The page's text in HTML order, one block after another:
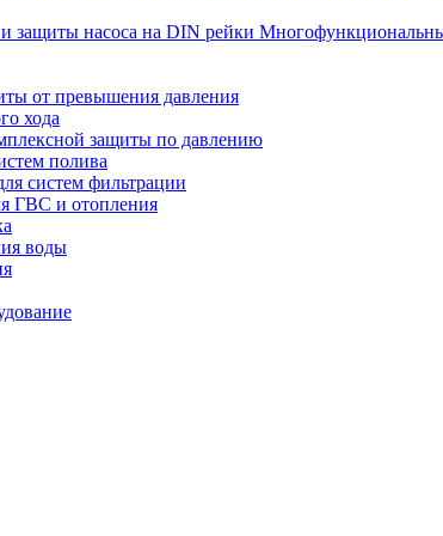
от превышения давления
хода
защиты по давлению
полива
систем фильтрации
ГВС и отопления
воды